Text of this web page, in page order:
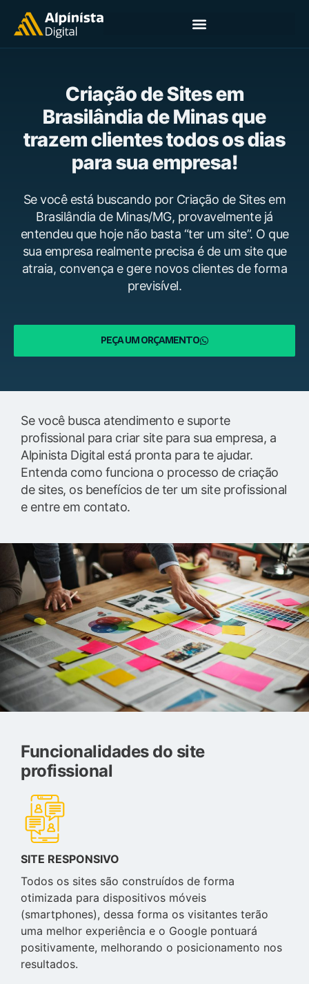
Criação de Sites em
Brasilândia de Minas que
trazem clientes todos os dias
para sua empresa!
Se você está buscando por Criação de Sites em
Brasilândia de Minas/MG, provavelmente já
entendeu que hoje não basta “ter um site”. O que
sua empresa realmente precisa é de um site que
atraia, convença e gere novos clientes de forma
previsível.
PEÇA UM ORÇAMENTO
Se você busca atendimento e suporte
profissional para criar site para sua empresa, a
Alpinista Digital está pronta para te ajudar.
Entenda como funciona o processo de criação
de sites, os benefícios de ter um site profissional
e entre em contato.
Funcionalidades do site
profissional
SITE RESPONSIVO
Todos os sites são construídos de forma
otimizada para dispositivos móveis
(smartphones), dessa forma os visitantes terão
uma melhor experiência e o Google pontuará
positivamente, melhorando o posicionamento nos
resultados.